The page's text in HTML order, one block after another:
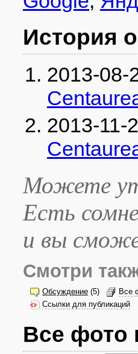
История
2013-08-
2013-11-
Можете
Есть
и вы
Смотри
Обсуждение (5) Все
Ссылки для публикаций
Все фото